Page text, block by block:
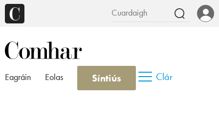
Eagráin Eolas Síntiús Clár